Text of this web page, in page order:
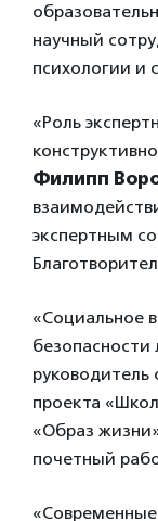
научный
психологии и
«Роль
Филипп
экспертным
«Социальное
руководитель
проекта
«Образ
почетный